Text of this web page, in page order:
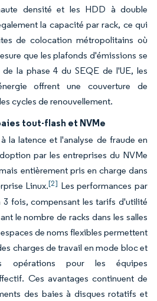
densité et les HDD à double
la capacité par rack, ce qui
de colocation métropolitains où
que les plafonds d'émissions se
la phase 4 du SEQE de l'UE, les
offrent une couverture de
cycles de renouvellement.
tout-flash et NVMe
la latence et l'analyse de fraude en
par les entreprises du NVMe
entièrement pris en charge dans
Linux.[2] Les performances par
fois, compensant les tarifs d'utilité
le nombre de racks dans les salles
de noms flexibles permettent
charges de travail en mode bloc et
opérations pour les équipes
Ces avantages continuent de
des baies à disques rotatifs et